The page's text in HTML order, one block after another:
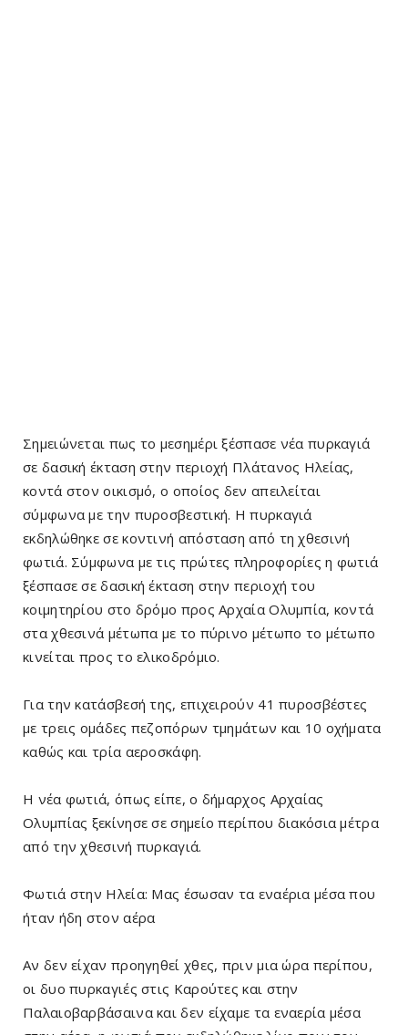
Σημειώνεται πως το μεσημέρι ξέσπασε νέα πυρκαγιά
σε δασική έκταση στην περιοχή Πλάτανος Ηλείας,
κοντά στον οικισμό, ο οποίος δεν απειλείται
σύμφωνα με την πυροσβεστική. Η πυρκαγιά
εκδηλώθηκε σε κοντινή απόσταση από τη χθεσινή
φωτιά. Σύμφωνα με τις πρώτες πληροφορίες η φωτιά
ξέσπασε σε δασική έκταση στην περιοχή του
κοιμητηρίου στο δρόμο προς Αρχαία Ολυμπία, κοντά
στα χθεσινά μέτωπα με το πύρινο μέτωπο το μέτωπο
κινείται προς το ελικοδρόμιο.
Για την κατάσβεσή της, επιχειρούν 41 πυροσβέστες
με τρεις ομάδες πεζοπόρων τμημάτων και 10 οχήματα
καθώς και τρία αεροσκάφη.
Η νέα φωτιά, όπως είπε, ο δήμαρχος Αρχαίας
Ολυμπίας ξεκίνησε σε σημείο περίπου διακόσια μέτρα
από την χθεσινή πυρκαγιά.
Φωτιά στην Ηλεία: Μας έσωσαν τα εναέρια μέσα που
ήταν ήδη στον αέρα
Αν δεν είχαν προηγηθεί χθες, πριν μια ώρα περίπου,
οι δυο πυρκαγιές στις Καρούτες και στην
Παλαιοβαρβάσαινα και δεν είχαμε τα εναερία μέσα